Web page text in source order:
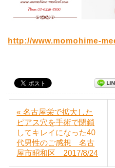
http://www.momohime-
« 名古屋栄で拡大した
ピアス穴を手術で閉鎖
してキレイになった40
代男性のご感想 名古
屋市昭和区 2017/8/24